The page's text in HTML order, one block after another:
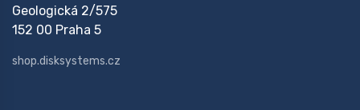
Geologická 2/575
152 00 Praha 5
shop.disksystems.cz